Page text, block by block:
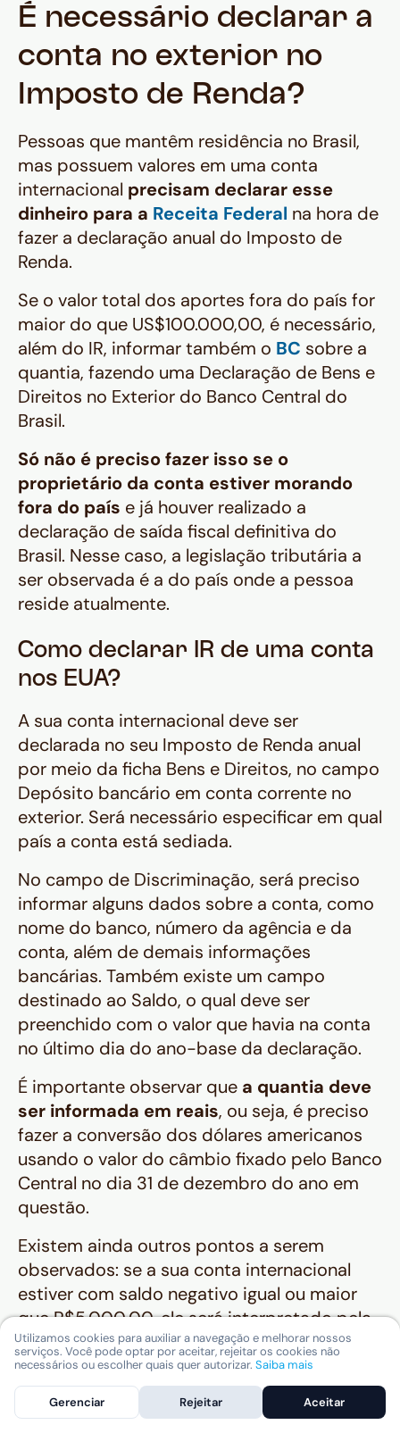
É necessário declarar a
conta no exterior no
Imposto de Renda?
Pessoas que mantêm residência no Brasil,
mas possuem valores em uma conta
internacional precisam declarar esse
dinheiro para a Receita Federal na hora de
fazer a declaração anual do Imposto de
Renda.
Se o valor total dos aportes fora do país for
maior do que US$100.000,00, é necessário,
além do IR, informar também o BC sobre a
quantia, fazendo uma Declaração de Bens e
Direitos no Exterior do Banco Central do
Brasil.
Só não é preciso fazer isso se o
proprietário da conta estiver morando
fora do país e já houver realizado a
declaração de saída fiscal definitiva do
Brasil. Nesse caso, a legislação tributária a
ser observada é a do país onde a pessoa
reside atualmente.
Como declarar IR de uma conta
nos EUA?
A sua conta internacional deve ser
declarada no seu Imposto de Renda anual
por meio da ficha Bens e Direitos, no campo
Depósito bancário em conta corrente no
exterior. Será necessário especificar em qual
país a conta está sediada.
No campo de Discriminação, será preciso
informar alguns dados sobre a conta, como
nome do banco, número da agência e da
conta, além de demais informações
bancárias. Também existe um campo
destinado ao Saldo, o qual deve ser
preenchido com o valor que havia na conta
no último dia do ano-base da declaração.
É importante observar que a quantia deve
ser informada em reais, ou seja, é preciso
fazer a conversão dos dólares americanos
usando o valor do câmbio fixado pelo Banco
Central no dia 31 de dezembro do ano em
questão.
Existem ainda outros pontos a serem
observados: se a sua conta internacional
estiver com saldo negativo igual ou maior
que R$5.000,00, ele será interpretado pela
Receita Federal como um empréstimo,
sendo necessário declarar essa informação
na ficha de Dívidas e Ônus.
Utilizamos cookies para auxiliar a navegação e melhorar nossos
serviços. Você pode optar por aceitar, rejeitar os cookies não
necessários ou escolher quais quer autorizar. Saiba mais
Gerenciar Rejeitar Aceitar